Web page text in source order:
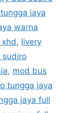
jaya
warna
, livery
sudiro
, mod bus
tungga jaya
jaya full